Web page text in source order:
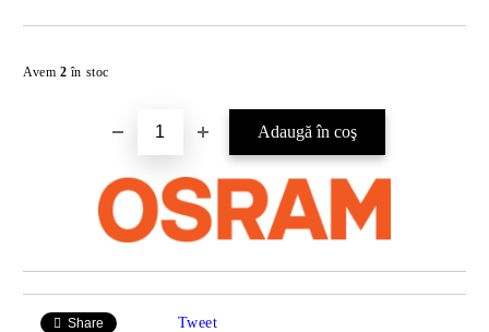
Avem 2 în stoc
Share Tweet